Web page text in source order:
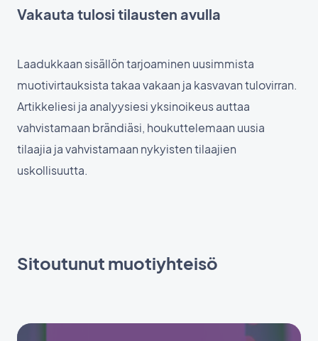
Vakauta tulosi tilausten avulla
Laadukkaan sisällön tarjoaminen uusimmista
muotivirtauksista takaa vakaan ja kasvavan tulovirran.
Artikkeliesi ja analyysiesi yksinoikeus auttaa
vahvistamaan brändiäsi, houkuttelemaan uusia
tilaajia ja vahvistamaan nykyisten tilaajien
uskollisuutta.
Sitoutunut muotiyhteisö